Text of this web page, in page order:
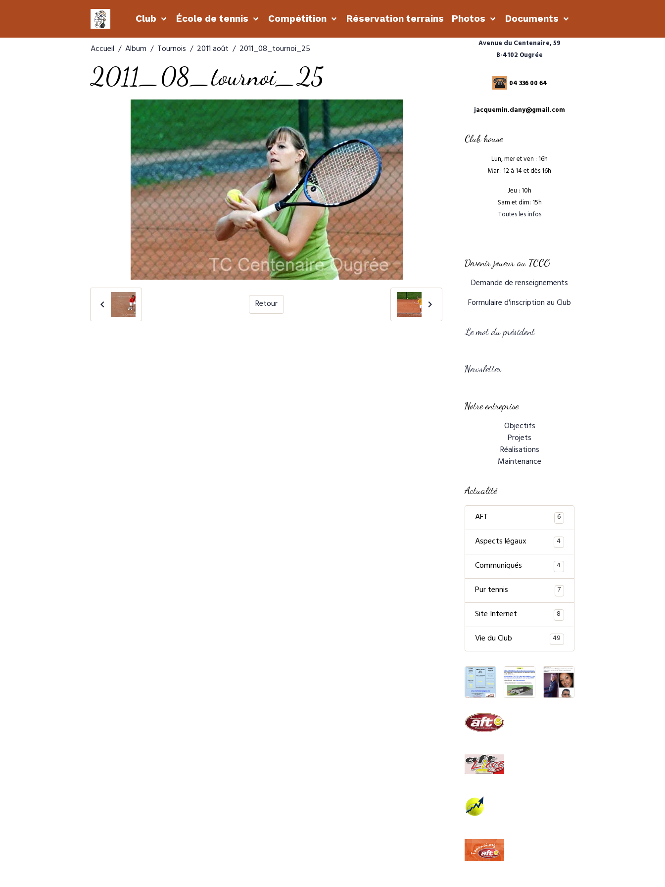
Club École de tennis Compétition Réservation terrains Photos Documents
Accueil Album Tournois 2011 août 2011_08_tournoi_25
2011_08_tournoi_25
Retour
Avenue du Centenaire, 59
B-4102 Ougrée
04 336 00 64
jacquemin.dany@gmail.com
Club house
Lun, mer et ven : 16h
Mar : 12 à 14 et dès 16h
Jeu : 10h
Sam et dim: 15h
Toutes les infos
Devenir joueur au TCCO
Demande de renseignements
Formulaire d'inscription au Club
Le mot du président
Newsletter
Notre entreprise
Objectifs
Projets
Réalisations
Maintenance
Actualité
AFT 6
Aspects légaux 4
Communiqués 4
Pur tennis 7
Site Internet 8
Vie du Club 49